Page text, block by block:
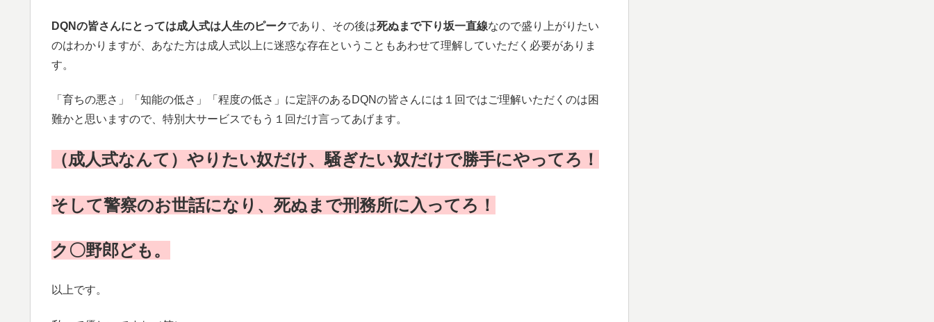
DQNの皆さんにとっては成人式は人生のピークであり、その後は死ぬまで下り坂一直線なので盛り上がりたい
のはわかりますが、あなた方は成人式以上に迷惑な存在ということもあわせて理解していただく必要がありま
す。
「育ちの悪さ」「知能の低さ」「程度の低さ」に定評のあるDQNの皆さんには１回ではご理解いただくのは困
難かと思いますので、特別大サービスでもう１回だけ言ってあげます。
（成人式なんて）やりたい奴だけ、騒ぎたい奴だけで勝手にやってろ！
そして警察のお世話になり、死ぬまで刑務所に入ってろ！
ク〇野郎ども。
以上です。